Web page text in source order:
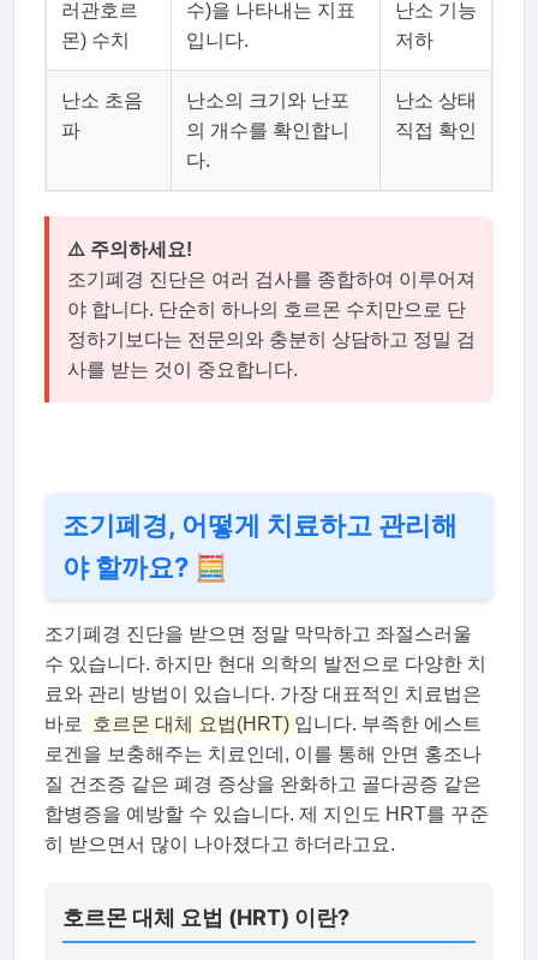
러관호르
몬) 수치
수)을 나타내는 지표
입니다.
난소 기능
저하
난소 초음
파
난소의 크기와 난포
의 개수를 확인합니
다.
난소 상태
직접 확인
⚠️ 주의하세요!
조기폐경 진단은 여러 검사를 종합하여 이루어져
야 합니다. 단순히 하나의 호르몬 수치만으로 단
정하기보다는 전문의와 충분히 상담하고 정밀 검
사를 받는 것이 중요합니다.
조기폐경, 어떻게 치료하고 관리해
야 할까요? 🧮
조기폐경 진단을 받으면 정말 막막하고 좌절스러울
수 있습니다. 하지만 현대 의학의 발전으로 다양한 치
료와 관리 방법이 있습니다. 가장 대표적인 치료법은
바로
호르몬 대체 요법(HRT) 입니다. 부족한 에스트
로겐을 보충해주는 치료인데, 이를 통해 안면 홍조나
질 건조증 같은 폐경 증상을 완화하고 골다공증 같은
합병증을 예방할 수 있습니다. 제 지인도 HRT를 꾸준
히 받으면서 많이 나아졌다고 하더라고요.
호르몬 대체 요법 (HRT) 이란?